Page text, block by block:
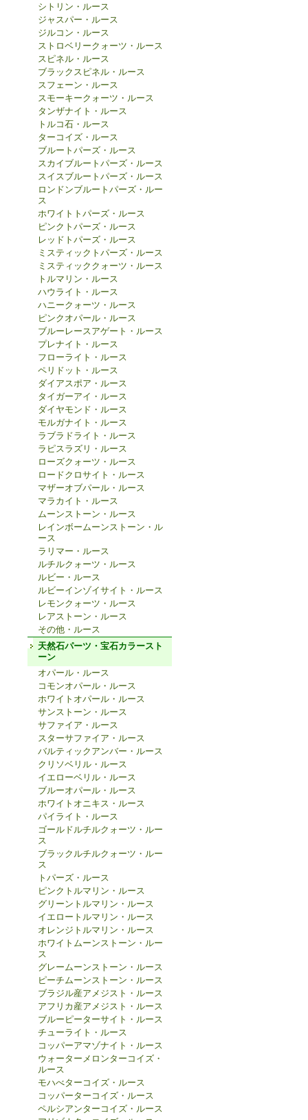
シトリン・ルース
ジャスパー・ルース
ジルコン・ルース
ストロベリークォーツ・ルース
スピネル・ルース
ブラックスピネル・ルース
スフェーン・ルース
スモーキークォーツ・ルース
タンザナイト・ルース
トルコ石・ルース
ターコイズ・ルース
ブルートパーズ・ルース
スカイブルートパーズ・ルース
スイスブルートパーズ・ルース
ロンドンブルートパーズ・ルー
ス
ホワイトトパーズ・ルース
ピンクトパーズ・ルース
レッドトパーズ・ルース
ミスティックトパーズ・ルース
ミスティッククォーツ・ルース
トルマリン・ルース
ハウライト・ルース
ハニークォーツ・ルース
ピンクオパール・ルース
ブルーレースアゲート・ルース
プレナイト・ルース
フローライト・ルース
ペリドット・ルース
ダイアスポア・ルース
タイガーアイ・ルース
ダイヤモンド・ルース
モルガナイト・ルース
ラブラドライト・ルース
ラピスラズリ・ルース
ローズクォーツ・ルース
ロードクロサイト・ルース
マザーオブパール・ルース
マラカイト・ルース
ムーンストーン・ルース
レインボームーンストーン・ル
ース
ラリマー・ルース
ルチルクォーツ・ルース
ルビー・ルース
ルビーインゾイサイト・ルース
レモンクォーツ・ルース
レアストーン・ルース
その他・ルース
天然石パーツ・宝石カラースト
ーン
オパール・ルース
コモンオパール・ルース
ホワイトオパール・ルース
サンストーン・ルース
サファイア・ルース
スターサファイア・ルース
バルティックアンバー・ルース
クリソベリル・ルース
イエローベリル・ルース
ブルーオパール・ルース
ホワイトオニキス・ルース
パイライト・ルース
ゴールドルチルクォーツ・ルー
ス
ブラックルチルクォーツ・ルー
ス
トパーズ・ルース
ピンクトルマリン・ルース
グリーントルマリン・ルース
イエロートルマリン・ルース
オレンジトルマリン・ルース
ホワイトムーンストーン・ルー
ス
グレームーンストーン・ルース
ピーチムーンストーン・ルース
ブラジル産アメジスト・ルース
アフリカ産アメジスト・ルース
ブルーピーターサイト・ルース
チューライト・ルース
コッパーアマゾナイト・ルース
ウォーターメロンターコイズ・
ルース
モハべターコイズ・ルース
コッパーターコイズ・ルース
ペルシアンターコイズ・ルース